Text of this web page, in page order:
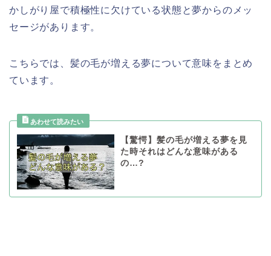
かしがり屋で積極性に欠けている状態と夢からのメッ
セージがあります。
こちらでは、髪の毛が増える夢について意味をまとめ
ています。
【驚愕】髪の毛が増える夢を見
た時それはどんな意味がある
の…?